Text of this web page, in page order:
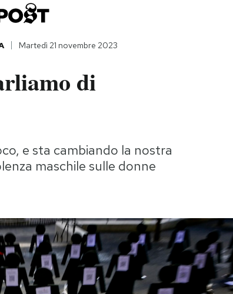
Martedì 21 novembre 2023
di
e sta cambiando la nostra
maschile sulle donne